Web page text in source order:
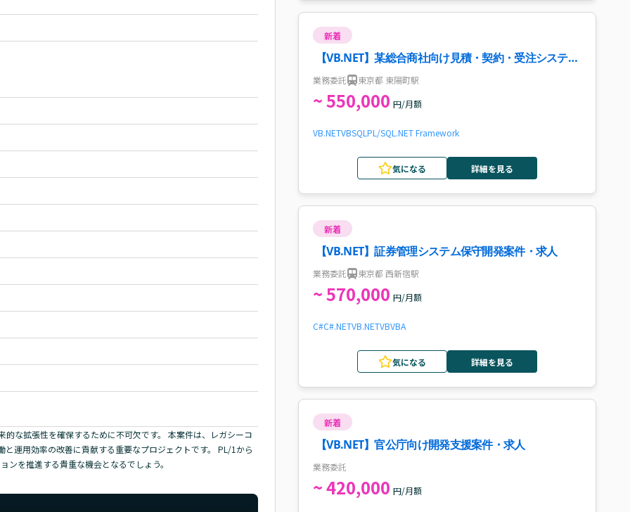
な拡張性を確保するために不可欠です。 本案件は、レガシーコ
運用効率の改善に貢献する重要なプロジェクトです。 PL/1から
ンを推進する貴重な機会となるでしょう。
新着
【VB.NET】某総合商社向け見積・契約・受注システム
開発案件・求人
業務委託 東京都 東陽町駅
~ 550,000 円/月額
VB.NETVBSQL PL/SQL .NET Framework
気になる 詳細を見る
新着
【VB.NET】証券管理システム保守開発案件・求人
業務委託 東京都 西新宿駅
~ 570,000 円/月額
C#C#.NETVB.NETVBVBA
気になる 詳細を見る
新着
【VB.NET】官公庁向け開発支援案件・求人
業務委託
~ 420,000 円/月額